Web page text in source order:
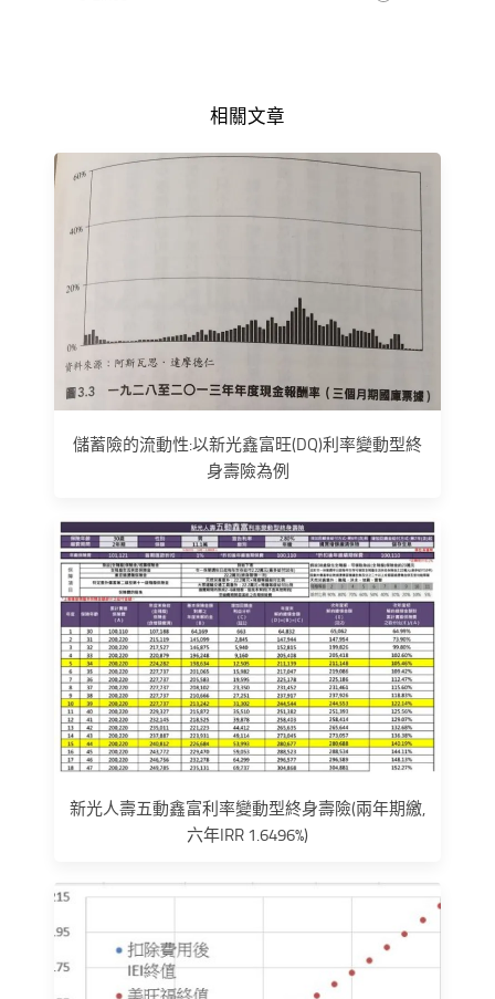
相關文章
儲蓄險的流動性:以新光鑫富旺(DQ)利率變動型終
身壽險為例
新光人壽五動鑫富利率變動型終身壽險(兩年期繳,
六年IRR 1.6496%)